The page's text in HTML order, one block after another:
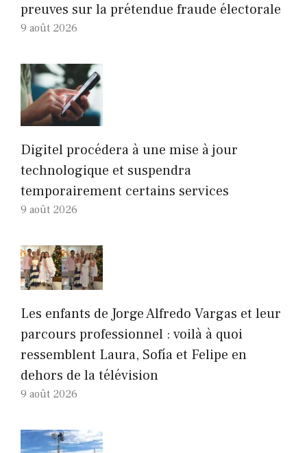
preuves sur la prétendue fraude électorale
9 août 2026
Digitel procédera à une mise à jour
technologique et suspendra
temporairement certains services
9 août 2026
Les enfants de Jorge Alfredo Vargas et leur
parcours professionnel : voilà à quoi
ressemblent Laura, Sofía et Felipe en
dehors de la télévision
9 août 2026